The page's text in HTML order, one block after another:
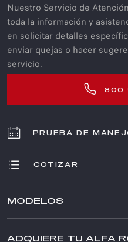
Nuestro Servicio de
toda la información y
en solicitar detalles
enviar quejas o hacer
servicio.
800
PRUEBA DE
COTIZAR
MODELOS
ADQUIERE TU ALFA